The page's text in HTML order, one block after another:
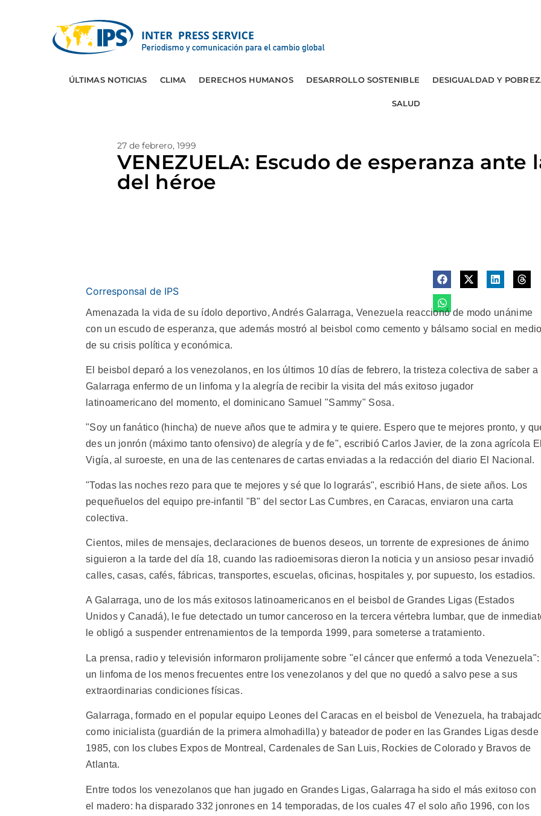
ÚLTIMAS NOTICIAS CLIMA DERECHOS HUMANOS DESARROLLO SOSTENIBLE DESIGUALDAD Y
SALUD
27 de febrero, 1999
VENEZUELA: Escudo de esperanza
del héroe
Corresponsal de IPS
Amenazada la vida de su ídolo deportivo, Andrés Galarraga, Venezuela reaccionó de modo unánime
con un escudo de esperanza, que además mostró al beisbol como cemento y bálsamo social en
de su crisis política y económica.
El beisbol deparó a los venezolanos, en los últimos 10 días de febrero, la tristeza colectiva de saber a
Galarraga enfermo de un linfoma y la alegría de recibir la visita del más exitoso jugador
latinoamericano del momento, el dominicano Samuel "Sammy" Sosa.
"Soy un fanático (hincha) de nueve años que te admira y te quiere. Espero que te mejores pronto, y
des un jonrón (máximo tanto ofensivo) de alegría y de fe", escribió Carlos Javier, de la zona agrícola
Vigía, al suroeste, en una de las centenares de cartas enviadas a la redacción del diario El Nacional.
"Todas las noches rezo para que te mejores y sé que lo lograrás", escribió Hans, de siete años. Los
pequeñuelos del equipo pre-infantil "B" del sector Las Cumbres, en Caracas, enviaron una carta
colectiva.
Cientos, miles de mensajes, declaraciones de buenos deseos, un torrente de expresiones de ánimo
siguieron a la tarde del día 18, cuando las radioemisoras dieron la noticia y un ansioso pesar invadió
calles, casas, cafés, fábricas, transportes, escuelas, oficinas, hospitales y, por supuesto, los estadios.
A Galarraga, uno de los más exitosos latinoamericanos en el beisbol de Grandes Ligas (Estados
Unidos y Canadá), le fue detectado un tumor canceroso en la tercera vértebra lumbar, que de
le obligó a suspender entrenamientos de la temporda 1999, para someterse a tratamiento.
La prensa, radio y televisión informaron prolijamente sobre "el cáncer que enfermó a toda Venezuela":
un linfoma de los menos frecuentes entre los venezolanos y del que no quedó a salvo pese a sus
extraordinarias condiciones físicas.
Galarraga, formado en el popular equipo Leones del Caracas en el beisbol de Venezuela, ha
como inicialista (guardián de la primera almohadilla) y bateador de poder en las Grandes Ligas desde
1985, con los clubes Expos de Montreal, Cardenales de San Luis, Rockies de Colorado y Bravos de
Atlanta.
Entre todos los venezolanos que han jugado en Grandes Ligas, Galarraga ha sido el más exitoso con
el madero: ha disparado 332 jonrones en 14 temporadas, de los cuales 47 el solo año 1996, con los